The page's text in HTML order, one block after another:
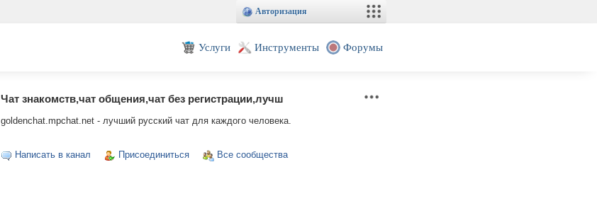
Авторизация
Услуги Инструменты Форумы
Чат знакомств,чат общения,чат без регистрации,лучш
goldenchat.mpchat.net - лучший русский чат для каждого человека.
Написать в канал Присоединиться Все сообщества